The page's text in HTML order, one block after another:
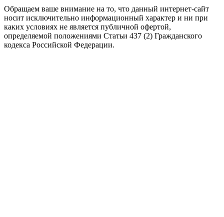
Обращаем ваше внимание на то, что данный интернет-сайт
носит исключительно информационный характер и ни при
каких условиях не является публичной офертой,
определяемой положениями Статьи 437 (2) Гражданского
кодекса Российской Федерации.